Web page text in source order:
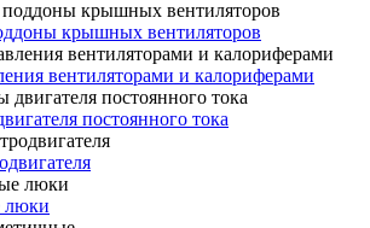
крышных вентиляторов
вентиляторами и калориферами
постоянного тока
люки